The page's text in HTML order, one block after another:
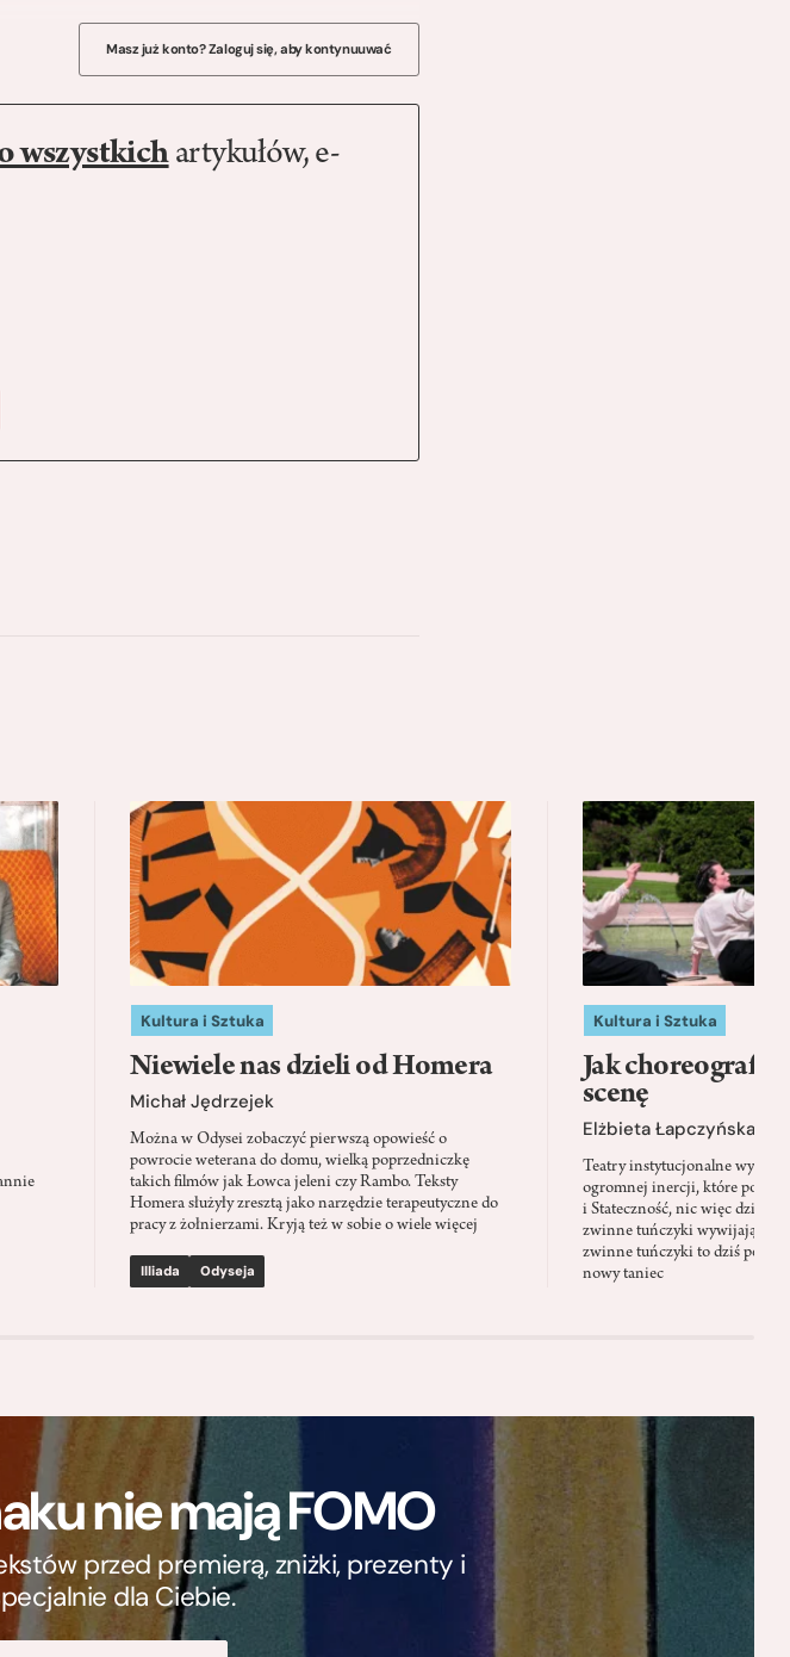
Masz już konto? Zaloguj się, aby kontynuuwać
wszystkichartykułów, e-
Kultura i Sztuka
Niewiele nas dzieli od Homera
Michał Jędrzejek
Można w Odysei zobaczyć pierwszą opowieść o
powrocie weterana do domu, wielką poprzedniczkę
takich filmów jak Łowca jeleni czy Rambo. Teksty
Homera służyły zresztą jako narzędzie terapeutyczne do
pracy z żołnierzami. Kryją też w sobie o wiele więcej
Illiada Odyseja
Kultura i Sztuka
Jak
scenę
Elżbieta Łapczyńska
Teatry instytucjonalne
ogromnej inercji, które ponad
i Stateczność, nic więc
zwinne tuńczyki wywijają
zwinne tuńczyki to dziś
nowy taniec
nie mają FOMO
przed premierą, zniżki, prezenty i
dla Ciebie.